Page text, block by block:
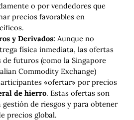
o por vendedores que
precios favorables en
y Derivados: Aunque no
física inmediata, las ofertas
de futuros (como la Singapore
Commodity Exchange)
«ofertar» por precios
de hierro. Estas ofertas son
gestión de riesgos y para obtener
precios global.